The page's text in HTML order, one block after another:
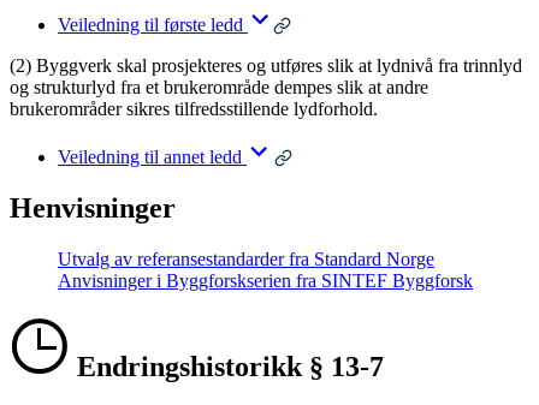
Veiledning til første ledd
(2) Byggverk skal prosjekteres og utføres slik at lydnivå fra trinnlyd
og strukturlyd fra et brukerområde dempes slik at andre
brukerområder sikres tilfredsstillende lydforhold.
Veiledning til annet ledd
Henvisninger
Utvalg av referansestandarder fra Standard Norge
Anvisninger i Byggforskserien fra SINTEF Byggforsk
Endringshistorikk § 13-7